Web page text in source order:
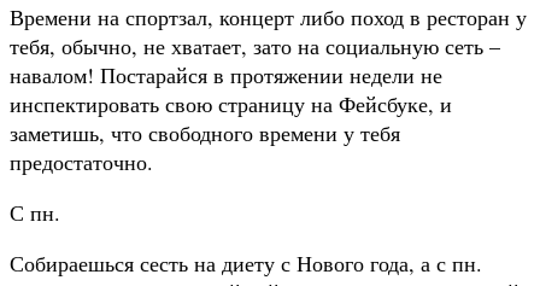
Времени на спортзал, концерт либо поход в ресторан у
тебя, обычно, не хватает, зато на социальную сеть –
навалом! Постарайся в протяжении недели не
инспектировать свою страницу на Фейсбуке, и
заметишь, что свободного времени у тебя
предостаточно.
С пн.
Собираешься сесть на диету с Нового года, а с пн.